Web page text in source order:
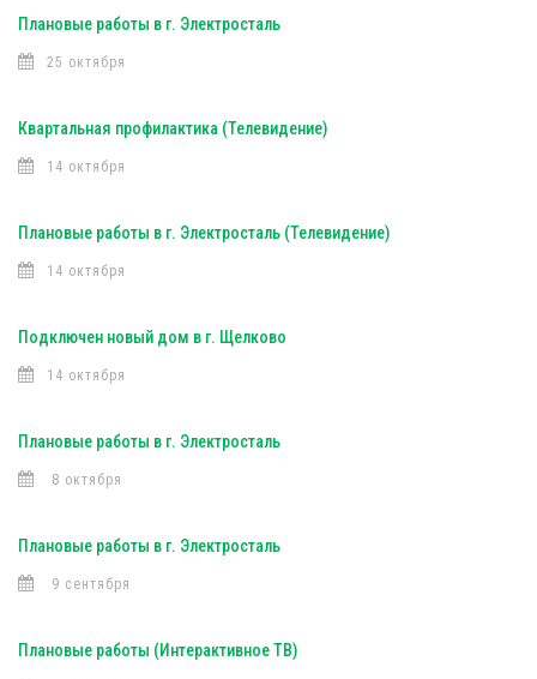
Плановые работы в г. Электросталь
25 октября
Квартальная профилактика (Телевидение)
14 октября
Плановые работы в г. Электросталь (Телевидение)
14 октября
Подключен новый дом в г. Щелково
14 октября
Плановые работы в г. Электросталь
8 октября
Плановые работы в г. Электросталь
9 сентября
Плановые работы (Интерактивное ТВ)